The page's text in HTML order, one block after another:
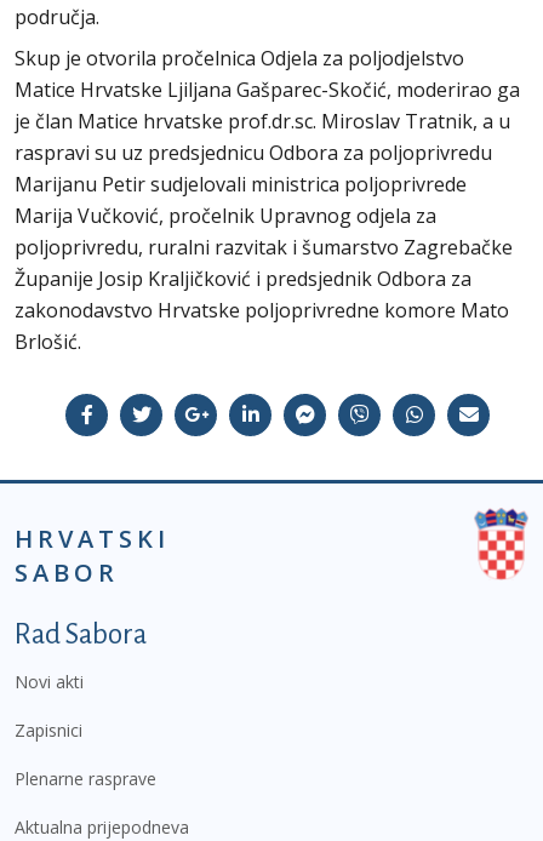
područja.
Skup je otvorila pročelnica Odjela za poljodjelstvo
Matice Hrvatske Ljiljana Gašparec-Skočić, moderirao ga
je član Matice hrvatske prof.dr.sc. Miroslav Tratnik, a u
raspravi su uz predsjednicu Odbora za poljoprivredu
Marijanu Petir sudjelovali ministrica poljoprivrede
Marija Vučković, pročelnik Upravnog odjela za
poljoprivredu, ruralni razvitak i šumarstvo Zagrebačke
Županije Josip Kraljičković i predsjednik Odbora za
zakonodavstvo Hrvatske poljoprivredne komore Mato
Brlošić.
HRVATSKI
SABOR
Podnožje prvi izbornik
Rad Sabora
Novi akti
Zapisnici
Plenarne rasprave
Aktualna prijepodneva